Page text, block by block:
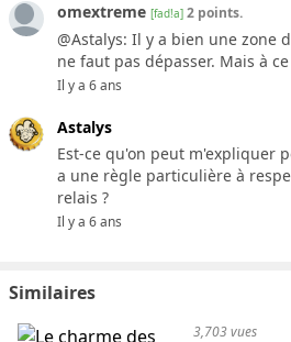
omextreme [fad!a] 2 points.
@Astalys: Il y a bien une zone
ne faut pas dépasser. Mais à
Il y a 6 ans
Astalys
Est-ce qu'on peut m'expliquer
a une règle particulière à
relais ?
Il y a 6 ans
Similaires
3,703 vues